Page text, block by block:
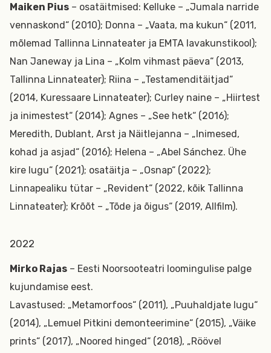
Maiken Pius – osatäitmised: Kelluke – „Jumala narride
vennaskond“ (2010); Donna – „Vaata, ma kukun“ (2011,
mõlemad Tallinna Linnateater ja EMTA lavakunstikool);
Nan Janeway ja Lina – „Kolm vihmast päeva“ (2013,
Tallinna Linnateater); Riina – „Testamenditäitjad“
(2014, Kuressaare Linnateater); Curley naine – „Hiirtest
ja inimestest“ (2014); Agnes – „See hetk“ (2016);
Meredith, Dublant, Arst ja Näitlejanna – „Inimesed,
kohad ja asjad“ (2016); Helena – „Abel Sánchez. Ühe
kire lugu“ (2021); osatäitja – „Osnap“ (2022);
Linnapealiku tütar – „Revident“ (2022, kõik Tallinna
Linnateater); Krõõt – „Tõde ja õigus“ (2019, Allfilm).
2022
Mirko Rajas – Eesti Noorsooteatri loomingulise palge
kujundamise eest.
Lavastused: „Metamorfoos“ (2011), „Puuhaldjate lugu“
(2014), „Lemuel Pitkini demonteerimine“ (2015), „Väike
prints“ (2017), „Noored hinged“ (2018), „Röövel